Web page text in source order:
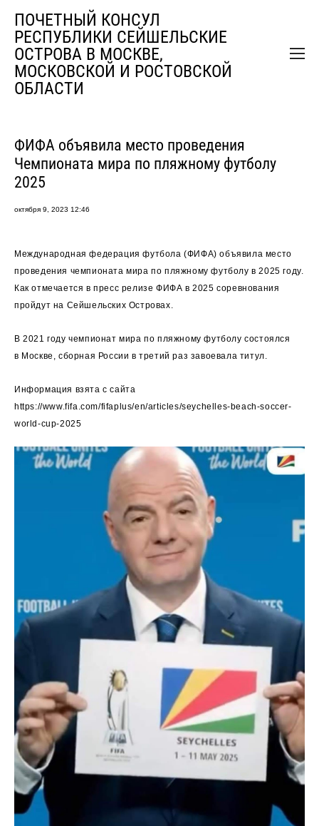
ПОЧЕТНЫЙ КОНСУЛ
РЕСПУБЛИКИ СЕЙШЕЛЬСКИЕ
ОСТРОВА В МОСКВЕ,
МОСКОВСКОЙ И РОСТОВСКОЙ
ОБЛАСТИ
ФИФА объявила место проведения
Чемпионата мира по пляжному футболу
2025
октября 9, 2023 12:46
Международная федерация футбола (ФИФА) объявила место
проведения чемпионата мира по пляжному футболу в 2025 году.
Как отмечается в пресс релизе ФИФА в 2025 соревнования
пройдут на Сейшельских Островах.
В 2021 году чемпионат мира по пляжному футболу состоялся
в Москве, сборная России в третий раз завоевала титул.
Информация взята с сайта
https://www.fifa.com/fifaplus/en/articles/seychelles-beach-soccer-
world-cup-2025